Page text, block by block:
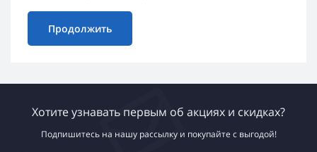
Продолжить
Хотите узнавать первым об акциях и скидках?
Подпишитесь на нашу рассылку и покупайте с выгодой!